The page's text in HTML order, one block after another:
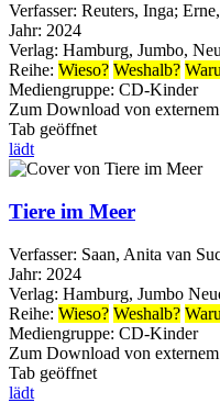
Verfasser: Reuters, Inga;
Jahr: 2024
Verlag: Hamburg, Jumbo,
Reihe: Wieso? Weshalb?
Mediengruppe: CD-Kinder
Zum Download von
Tab geöffnet
lädt
Tiere im Meer
Verfasser: Saan, Anita van
Jahr: 2024
Verlag: Hamburg, Jumbo
Reihe: Wieso? Weshalb?
Mediengruppe: CD-Kinder
Zum Download von
Tab geöffnet
lädt